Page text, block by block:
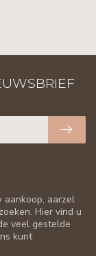
aarzel
Hier vind u
veel gestelde
kunt